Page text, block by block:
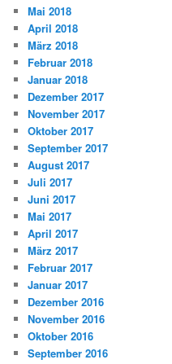
Mai 2018
April 2018
März 2018
Februar 2018
Januar 2018
Dezember 2017
November 2017
Oktober 2017
September 2017
August 2017
Juli 2017
Juni 2017
Mai 2017
April 2017
März 2017
Februar 2017
Januar 2017
Dezember 2016
November 2016
Oktober 2016
September 2016